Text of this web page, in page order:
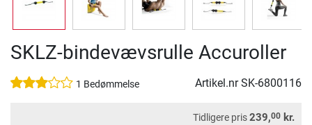
SKLZ-bindevævsrulle Accuroller
1 Bedømmelse Artikel.nrSK-6800116
Tidligere pris239,00 kr.